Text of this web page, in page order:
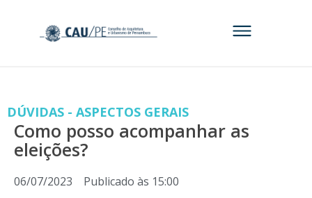
DÚVIDAS - ASPECTOS GERAIS
Como posso acompanhar as
eleições?
06/07/2023 Publicado às 15:00